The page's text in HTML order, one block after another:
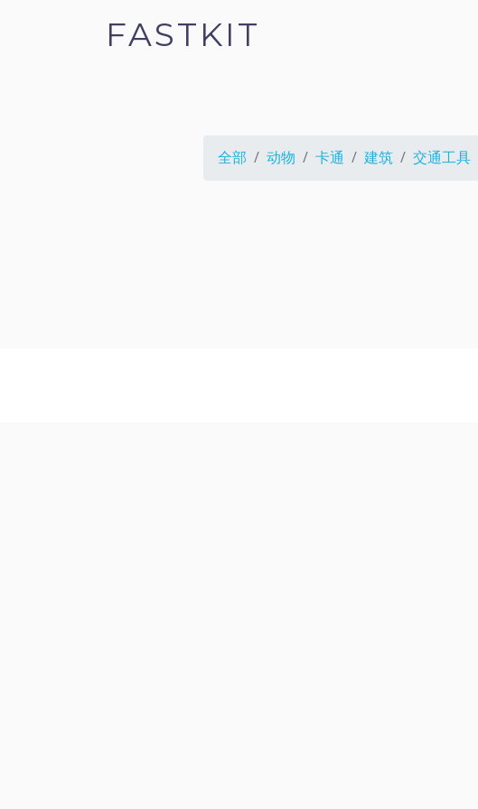
FASTKIT
全部 动物 卡通 建筑 交通工具